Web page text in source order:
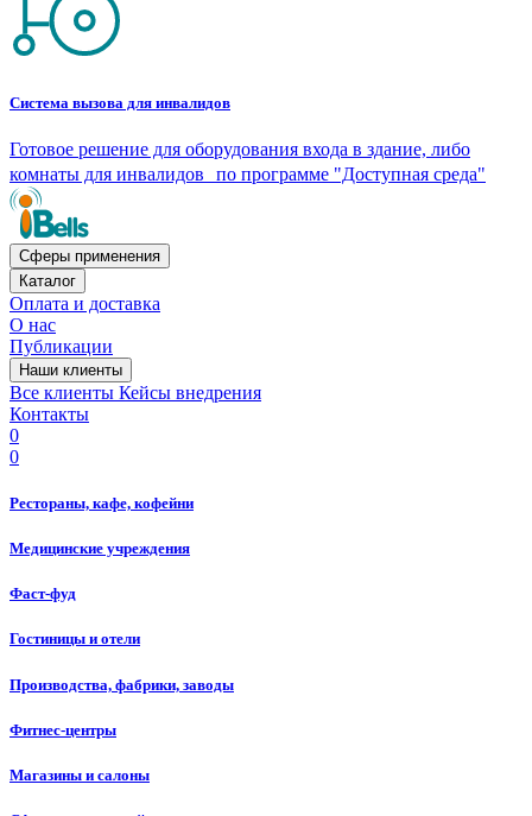
Система вызова для инвалидов
Готовое решение для оборудования входа в здание, либо
комнаты для инвалидов по программе "Доступная среда"
Сферы применения
Каталог
Оплата и доставка
О нас
Публикации
Наши клиенты
Все клиенты Кейсы внедрения
Контакты
0
0
Рестораны, кафе, кофейни
Медицинские учреждения
Фаст-фуд
Гостиницы и отели
Производства, фабрики, заводы
Фитнес-центры
Магазины и салоны